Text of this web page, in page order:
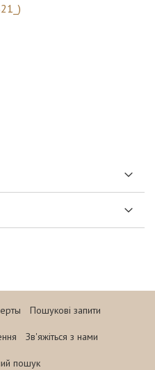
Пошукові запити
Зв'яжіться з нами
пошук